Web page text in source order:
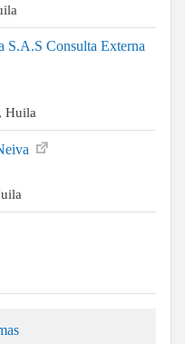
S.A.S Consulta Externa
Huila